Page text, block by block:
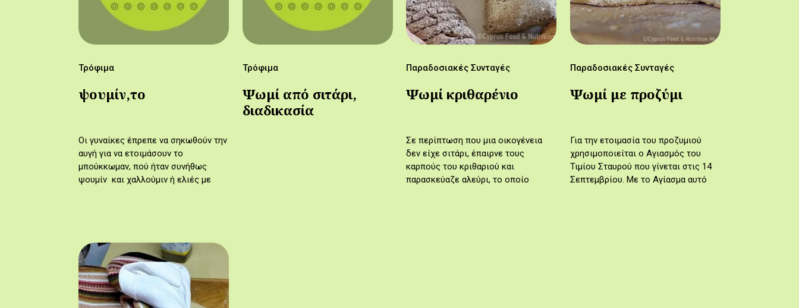
Τρόφιμα
ψουμίν,το
Οι γυναίκες έπρεπε να σηκωθούν την
αυγή για να ετοιμάσουν το
μπούκκωμαν, πού ήταν συνήθως
ψουμίν και χαλλούμιν ή ελιές με
Τρόφιμα
Ψωμί από σιτάρι,
διαδικασία
Παραδοσιακές Συνταγές
Ψωμί κριθαρένιο
Σε περίπτωση που μια οικογένεια
δεν είχε σιτάρι, έπαιρνε τους
καρπούς του κριθαριού και
παρασκεύαζε αλεύρι, το οποίο
Παραδοσιακές Συνταγές
Ψωμί με προζύμι
Για την ετοιμασία του προζυμιού
χρησιμοποιείται ο Αγιασμός του
Τιμίου Σταυρού που γίνεται στις 14
Σεπτεμβρίου. Με το Αγίασμα αυτό